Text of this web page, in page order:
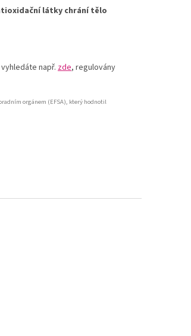
látky chrání tělo
např.zde, regulovány
orgánem (EFSA), který hodnotil